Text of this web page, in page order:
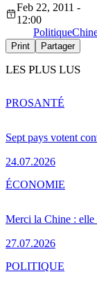
Feb 22, 2011 -
12:00
Politique
Print Partager
LES PLUS LUS
Sept pays votent
24.07.2026
PROSANTÉ
Merci la Chine : elle
27.07.2026
ÉCONOMIE
POLITIQUE